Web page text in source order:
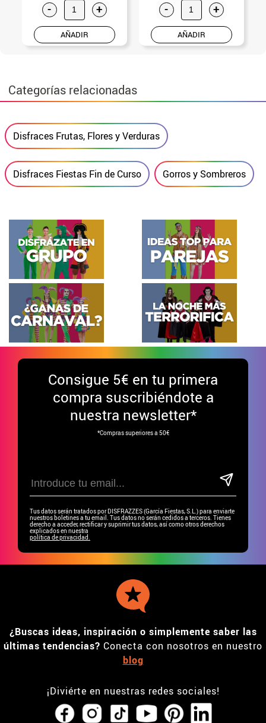
- +
AÑADIR
- +
AÑADIR
Categorías relacionadas
Disfraces Frutas, Flores y Verduras
Disfraces Fiestas Fin de Curso Gorros y Sombreros
Consigue 5€ en tu primera
compra suscribiéndote a
nuestra newsletter*
*Compras superiores a 50€
Tus datos serán tratados por DISFRAZZES (García Fiestas, S.L.) para enviarte
nuestros boletines a tu email. Tus datos no serán cedidos a terceros. Tienes
derecho a acceder, rectificar y suprimir tus datos, así como otros derechos
explicados en nuestra
política de privacidad.
¿Buscas ideas, inspiración o simplemente saber las
últimas tendencias? Conecta con nosotros en nuestro
blog
¡Diviérte en nuestras redes sociales!